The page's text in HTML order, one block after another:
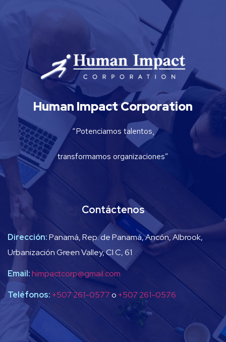
Human Impact Corporation
“Potenciamos talentos,
transformamos organizaciones”
Contáctenos
Dirección:Panamá, Rep. de Panamá, Ancón, Albrook,
Urbanización Green Valley, Cl C, 61
Email:himpactcorp@gmail.com
Teléfonos: +507 261-0577o +507 261-0576